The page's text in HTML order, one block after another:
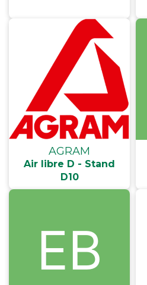
AGRAM
Air libre D - Stand
D10